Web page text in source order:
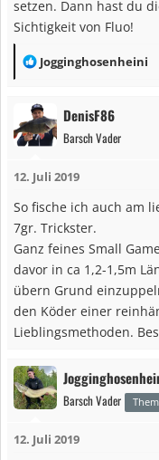
setzen. Dann hast du
Sichtigkeit von Fluo!
R
a
k
t
o
e
Jogginghosenheini
DenisF86
Barsch Vader
12. Juli 2019
So fische ich auch am
7gr. Trickster.
Ganz feines Small
davor in ca 1,2-1,5m
übern Grund
den Köder einer
Lieblingsmethoden.
Barsch Vader
12. Juli 2019